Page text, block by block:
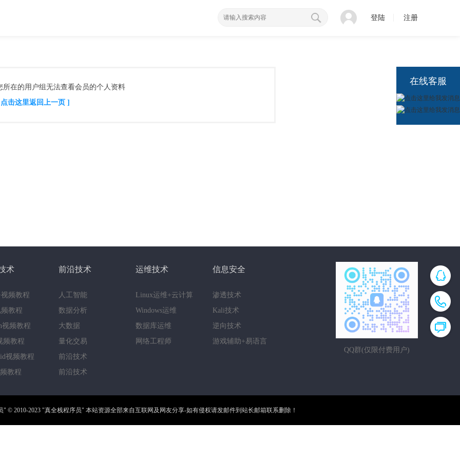
登陆 注册
所在的用户组无法查看会员的个人资料
击这里返回上一页 ]
在线客服
术
视频教程
频教程
视频教程
频教程
视频教程
教程
前沿技术
人工智能
数据分析
大数据
量化交易
前沿技术
前沿技术
运维技术
Linux运维+云计算
Windows运维
数据库运维
网络工程师
信息安全
渗透技术
Kali技术
逆向技术
游戏辅助+易语言
QQ群(仅限付费用户)
" © 2010-2023 "真全栈程序员" 本站资源全部来自互联网及网友分享-如有侵权请发邮件到站长邮箱联系删除！